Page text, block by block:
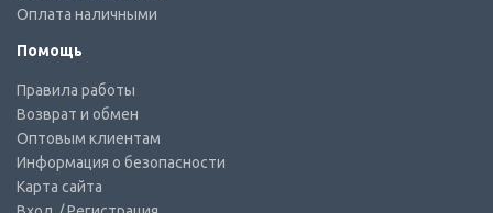
Оплата наличными
Помощь
Правила работы
Возврат и обмен
Оптовым клиентам
Информация о безопасности
Карта сайта